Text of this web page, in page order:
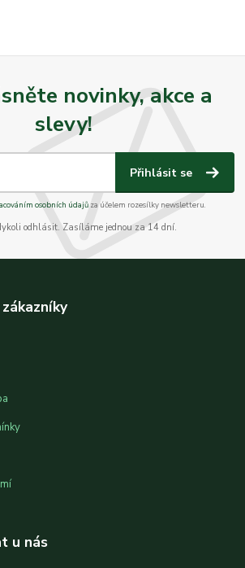
novinky, akce a
slevy!
Přihlásit se
osobních údajůza účelem rozesílky newsletteru.
odhlásit. Zasíláme jednou za 14 dní.
u nás